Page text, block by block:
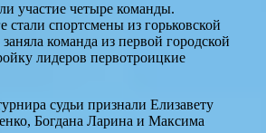
участие четыре команды.
стали спортсмены из горьковской
команда из первой городской
лидеров первотроицкие
судьи признали Елизавету
Богдана Ларина и Максима